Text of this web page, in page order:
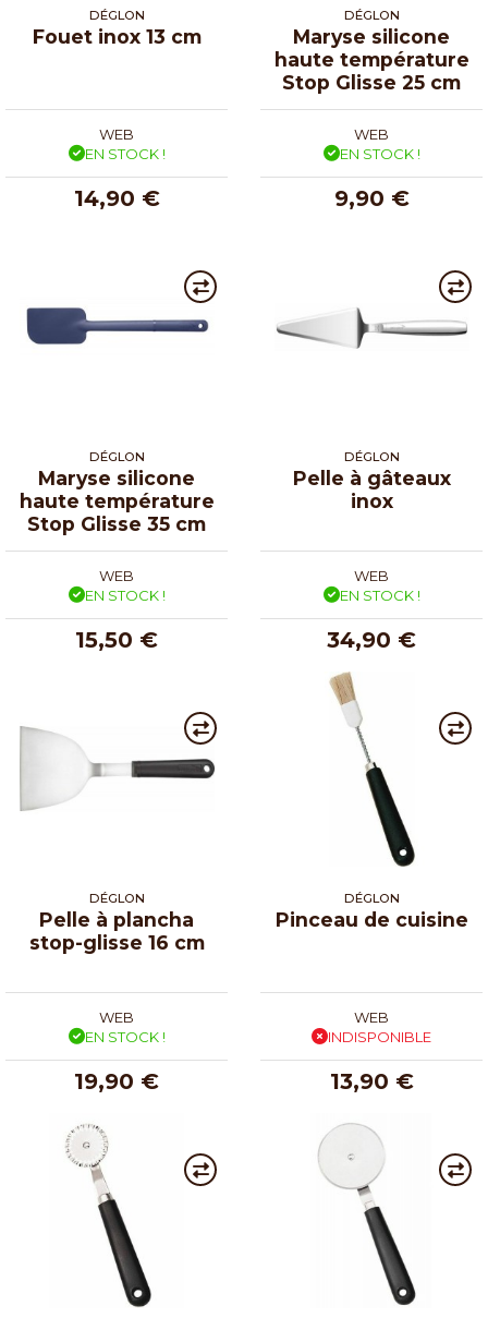
DÉGLON
Fouet inox 13 cm
WEB
EN STOCK !
14,90 €
DÉGLON
Maryse silicone
haute température
Stop Glisse 25 cm
WEB
EN STOCK !
9,90 €
DÉGLON
Maryse silicone
haute température
Stop Glisse 35 cm
WEB
EN STOCK !
15,50 €
DÉGLON
Pelle à gâteaux
inox
WEB
EN STOCK !
34,90 €
DÉGLON
Pelle à plancha
stop-glisse 16 cm
WEB
EN STOCK !
19,90 €
DÉGLON
Pinceau de cuisine
WEB
INDISPONIBLE
13,90 €